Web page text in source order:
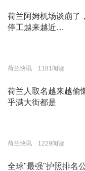
荷兰阿姆机场谈崩了
停工越来越近…
荷兰快讯 1181阅读
荷兰人取名越来越偷
乎满大街都是
荷兰快讯 1229阅读
全球"最强"护照排名